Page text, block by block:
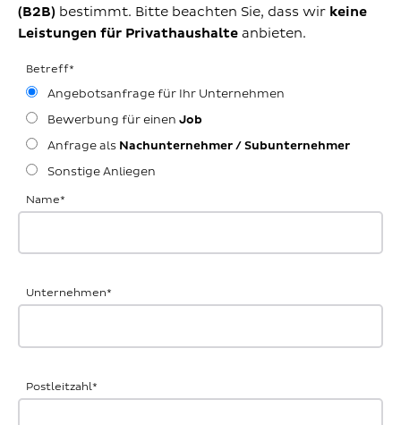
(B2B) bestimmt. Bitte beachten Sie, dass wir keine
Leistungen für Privathaushalte anbieten.
Betreff*
Angebotsanfrage für Ihr Unternehmen
Bewerbung für einen Job
Anfrage als Nachunternehmer / Subunternehmer
Sonstige Anliegen
Name*
Unternehmen*
Postleitzahl*